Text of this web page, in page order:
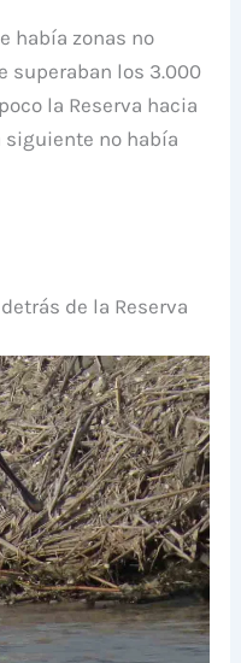
había zonas no
superaban los 3.000
la Reserva hacia
siguiente no había
de la Reserva